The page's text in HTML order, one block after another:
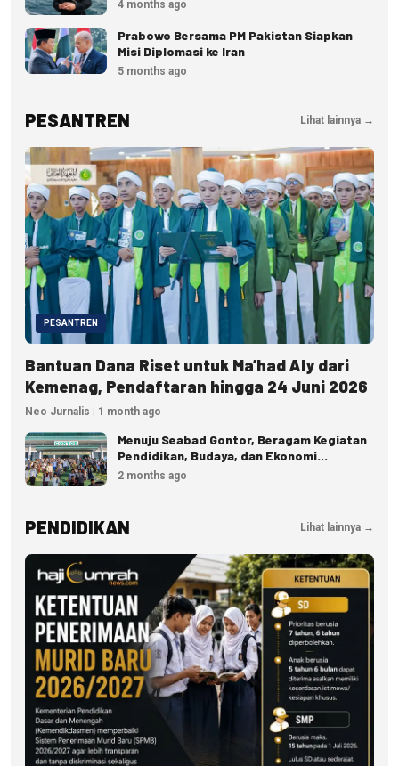
4 months ago
Prabowo Bersama PM Pakistan Siapkan
Misi Diplomasi ke Iran
5 months ago
PESANTREN Lihat lainnya →
PESANTREN
Bantuan Dana Riset untuk Ma’had Aly dari
Kemenag, Pendaftaran hingga 24 Juni 2026
Neo Jurnalis | 1 month ago
Menuju Seabad Gontor, Beragam Kegiatan
Pendidikan, Budaya, dan Ekonomi
Disiapkan
2 months ago
PENDIDIKAN Lihat lainnya →